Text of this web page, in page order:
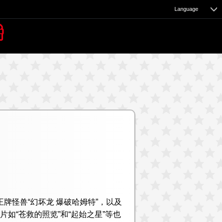
Language
怪兽“幻坏龙 爆破哈姆特”，以及
如“苍救的照览”和“起始之星”等也